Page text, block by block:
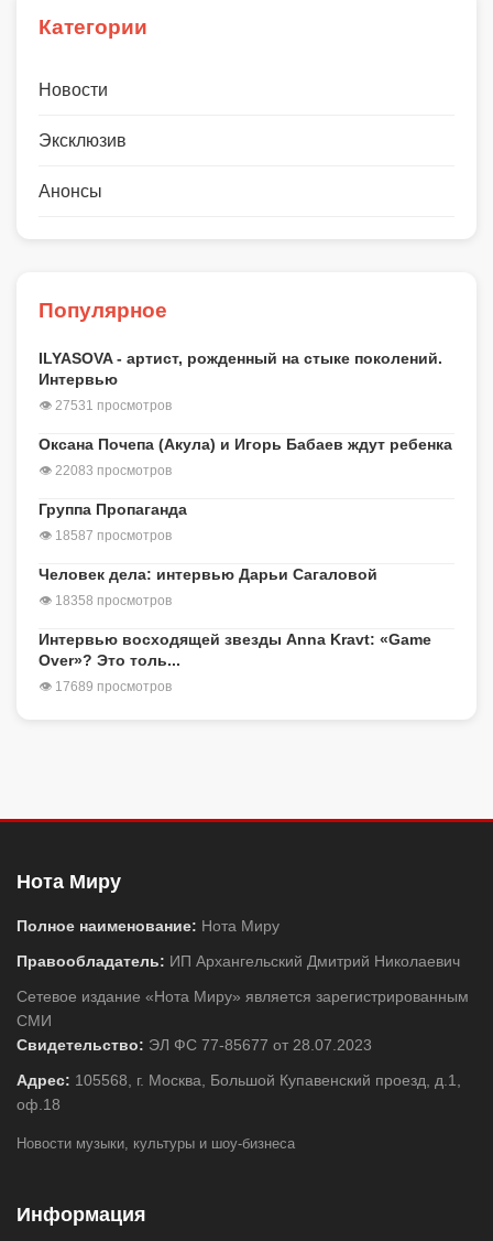
Категории
Новости
Эксклюзив
Анонсы
Популярное
ILYASOVA - артист, рожденный на стыке поколений.
Интервью
👁 27531 просмотров
Оксана Почепа (Акула) и Игорь Бабаев ждут ребенка
👁 22083 просмотров
Группа Пропаганда
👁 18587 просмотров
Человек дела: интервью Дарьи Сагаловой
👁 18358 просмотров
Интервью восходящей звезды Anna Kravt: «Game
Over»? Это толь...
👁 17689 просмотров
Нота Миру
Полное наименование: Нота Миру
Правообладатель: ИП Архангельский Дмитрий Николаевич
Сетевое издание «Нота Миру» является зарегистрированным
СМИ
Свидетельство: ЭЛ ФС 77-85677 от 28.07.2023
Адрес: 105568, г. Москва, Большой Купавенский проезд, д.1,
оф.18
Новости музыки, культуры и шоу-бизнеса
Информация